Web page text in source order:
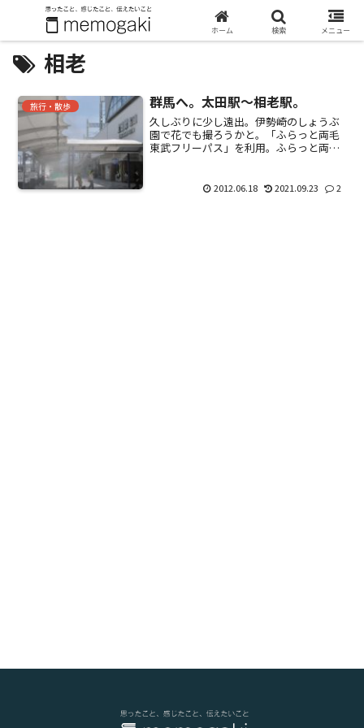
相老
旅行・散歩 群馬へ。太田駅～相老駅。
久しぶりに少し遠出。伊勢崎のしょうぶ
園で花でも撮ろうかと。「ふらっと両毛
東武フリーパス」を利用。ふらっと両毛
の足利、佐野エリアが乗り放題というお
2012.06.18 2021.09.23 2
ホーム 検索 メニュー